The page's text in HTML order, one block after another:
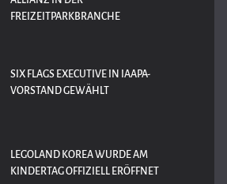
REIZEITPARKBRANCHE
SIX FLAGS EXECUTIVE IN IAAPA-
VORSTAND GEWÄHLT
LEGOLAND KOREA WURDE AM
KINDERTAG OFFIZIELL ERÖFFNET